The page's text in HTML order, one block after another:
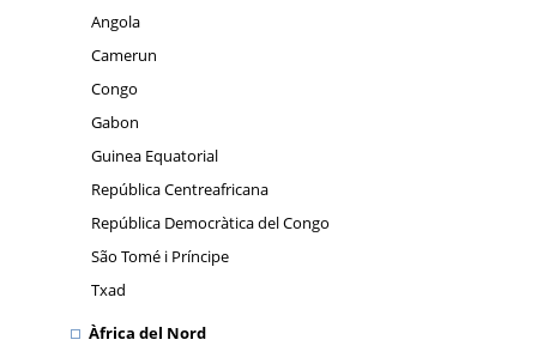
Angola
Camerun
Congo
Gabon
Guinea Equatorial
República Centreafricana
República Democràtica del Congo
São Tomé i Príncipe
Txad
Àfrica del Nord